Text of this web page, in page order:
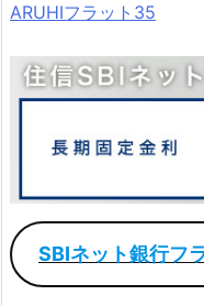
ARUHIフラット35
SBIネット銀行フ